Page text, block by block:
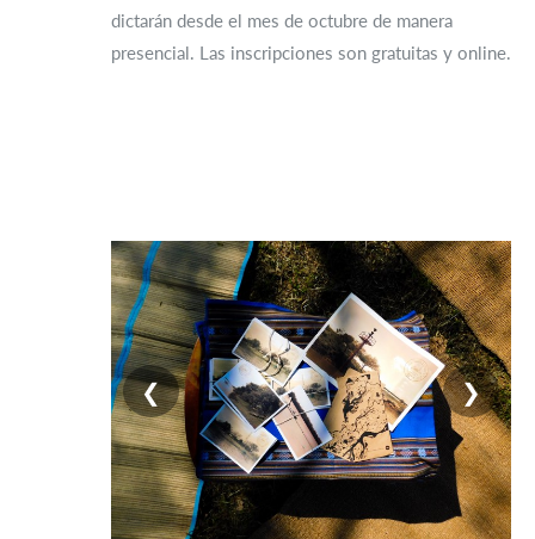
dictarán desde el mes de octubre de manera
presencial. Las inscripciones son gratuitas y online.
❮ ❯